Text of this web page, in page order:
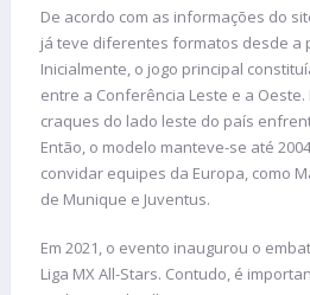
De acordo com as informações do
já teve diferentes formatos desde a
Inicialmente, o jogo principal
entre a Conferência Leste e a
craques do lado leste do país
Então, o modelo manteve-se até
convidar equipes da Europa, como
de Munique e Juventus.
Em 2021, o evento inaugurou o
Liga MX All-Stars. Contudo, é